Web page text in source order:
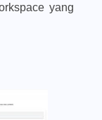
yang